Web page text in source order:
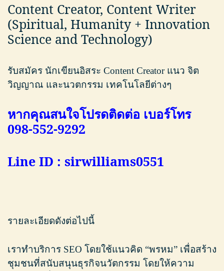
Content Creator, Content Writer
(Spiritual, Humanity + Innovation
Science and Technology)
รับสมัคร นักเขียนอิสระ Content Creator แนว จิต
วิญญาณ และนวตกรรม เทคโนโลยีต่างๆ
หากคุณสนใจโปรดติดต่อ เบอร์โทร
098-552-9292
Line ID : sirwilliams0551
รายละเอียดดังต่อไปนี้
เราทำบริการ SEO โดยใช้แนวคิด “พรหม” เพื่อสร้าง
ชุมชนที่สนับสนุนธุรกิจนวัตกรรม โดยให้ความ